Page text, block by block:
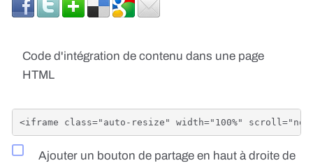
Code d'intégration de contenu dans une page
HTML
Ajouter un bouton de partage en haut à droite de